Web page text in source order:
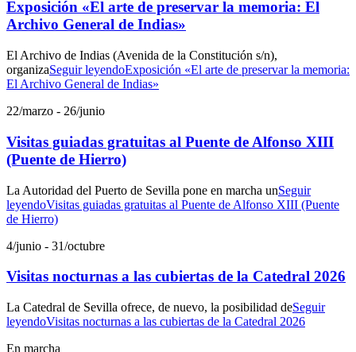
Exposición «El arte de preservar la memoria: El
Archivo General de Indias»
El Archivo de Indias (Avenida de la Constitución s/n),
organizaSeguir leyendoExposición «El arte de preservar la memoria:
El Archivo General de Indias»
22/marzo - 26/junio
Visitas guiadas gratuitas al Puente de Alfonso XIII
(Puente de Hierro)
La Autoridad del Puerto de Sevilla pone en marcha unSeguir
leyendoVisitas guiadas gratuitas al Puente de Alfonso XIII (Puente
de Hierro)
4/junio - 31/octubre
Visitas nocturnas a las cubiertas de la Catedral 2026
La Catedral de Sevilla ofrece, de nuevo, la posibilidad deSeguir
leyendoVisitas nocturnas a las cubiertas de la Catedral 2026
En marcha